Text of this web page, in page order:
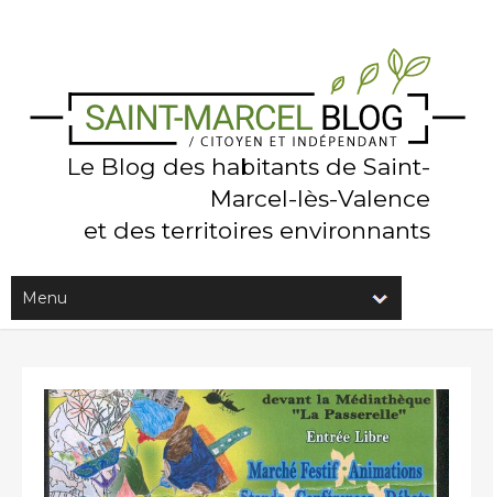
Le Blog des habitants de Saint-
Marcel-lès-Valence
et des territoires environnants